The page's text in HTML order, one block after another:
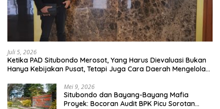
Juli 5, 2026
Ketika PAD Situbondo Merosot, Yang Harus Dievaluasi Bukan
Hanya Kebijakan Pusat, Tetapi Juga Cara Daerah Mengelola
Mei 9, 2026
Situbondo dan Bayang-Bayang Mafia
Proyek: Bocoran Audit BPK Picu Sorotan